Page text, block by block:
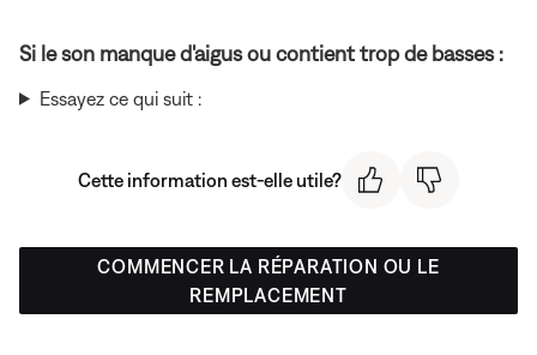
Si le son manque d'aigus ou contient trop de basses :
Essayez ce qui suit :
Cette information est-elle utile?
COMMENCER LA RÉPARATION OU LE
REMPLACEMENT